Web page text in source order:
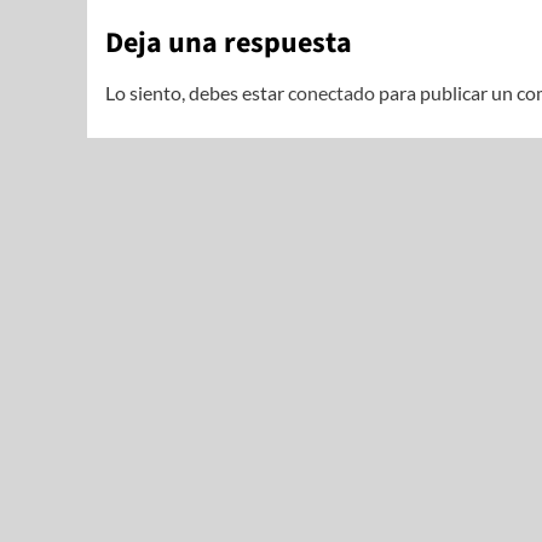
Deja una respuesta
Lo siento, debes estarconectado para publicar un